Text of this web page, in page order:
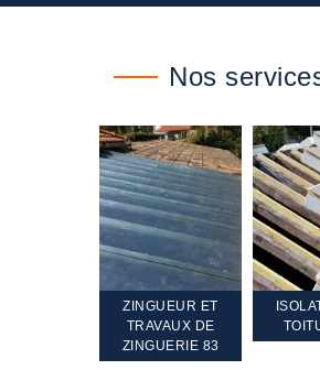
Nos
ZINGUEUR ET
TRAVAUX DE
ZINGUERIE 83